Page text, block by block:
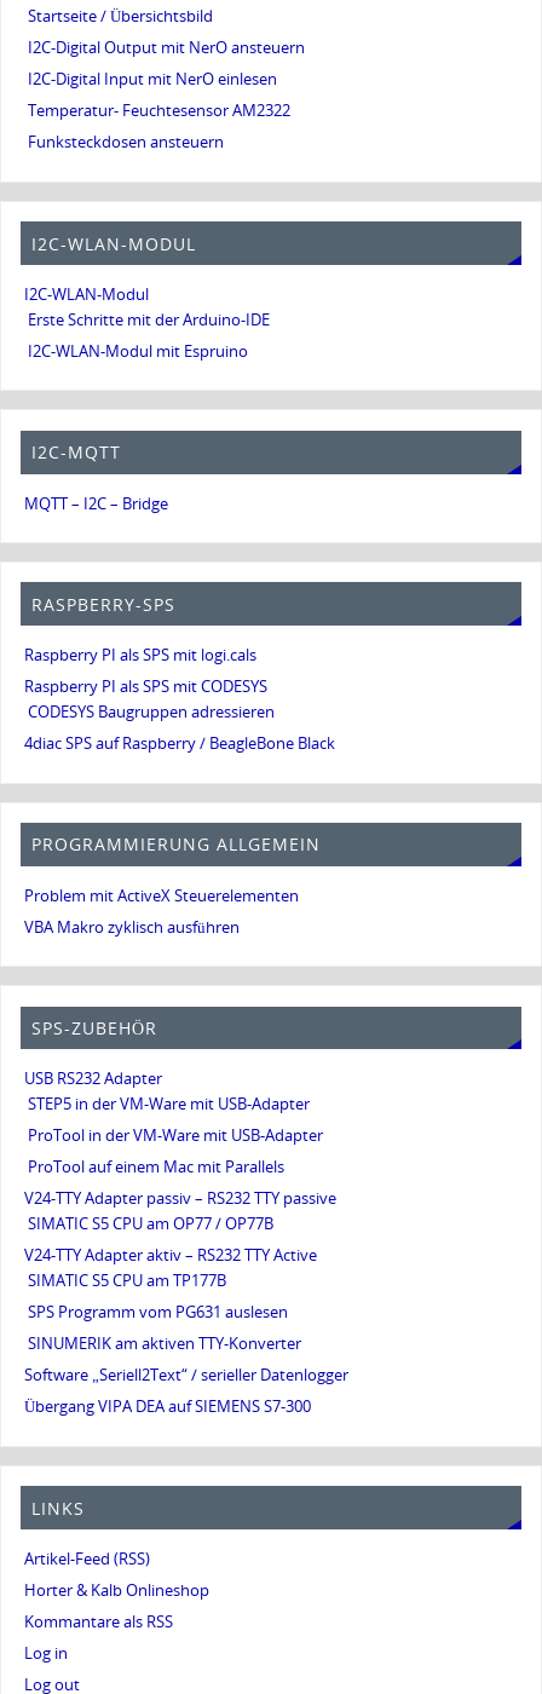
Startseite / Übersichtsbild
I2C-Digital Output mit NerO ansteuern
I2C-Digital Input mit NerO einlesen
Temperatur- Feuchtesensor AM2322
Funksteckdosen ansteuern
I2C-WLAN-MODUL
I2C-WLAN-Modul
Erste Schritte mit der Arduino-IDE
I2C-WLAN-Modul mit Espruino
I2C-MQTT
MQTT – I2C – Bridge
RASPBERRY-SPS
Raspberry PI als SPS mit logi.cals
Raspberry PI als SPS mit CODESYS
CODESYS Baugruppen adressieren
4diac SPS auf Raspberry / BeagleBone Black
PROGRAMMIERUNG ALLGEMEIN
Problem mit ActiveX Steuerelementen
VBA Makro zyklisch ausführen
SPS-ZUBEHÖR
USB RS232 Adapter
STEP5 in der VM-Ware mit USB-Adapter
ProTool in der VM-Ware mit USB-Adapter
ProTool auf einem Mac mit Parallels
V24-TTY Adapter passiv – RS232 TTY passive
SIMATIC S5 CPU am OP77 / OP77B
V24-TTY Adapter aktiv – RS232 TTY Active
SIMATIC S5 CPU am TP177B
SPS Programm vom PG631 auslesen
SINUMERIK am aktiven TTY-Konverter
Software „Seriell2Text“ / serieller Datenlogger
Übergang VIPA DEA auf SIEMENS S7-300
LINKS
Artikel-Feed (RSS)
Horter & Kalb Onlineshop
Kommantare als RSS
Log in
Log out